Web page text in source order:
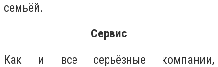
семьёй.
Сервис
Как и все серьёзные компании,